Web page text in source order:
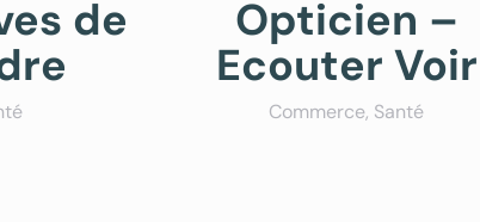
de
Opticien –
Ecouter Voir
Commerce, Santé